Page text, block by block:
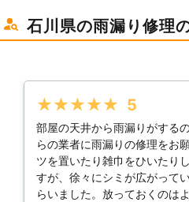
石川県の雨漏り修理
★★★★★ 5
部屋の天井から雨漏りがする
らの業者に雨漏りの修理をお
ツを置いたり雑巾をひいたり
すが、徐々にシミが広がって
らいました。放っておくのは